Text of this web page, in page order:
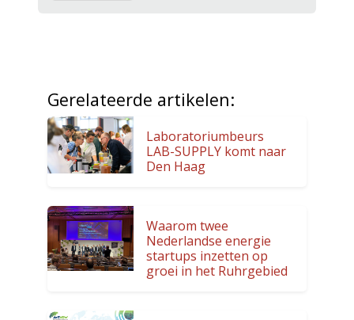
Gerelateerde artikelen:
Laboratoriumbeurs
LAB-SUPPLY komt naar
Den Haag
Waarom twee
Nederlandse energie
startups inzetten op
groei in het Ruhrgebied